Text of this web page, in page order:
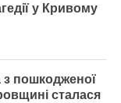
у Кривому
з пошкодженої
сталася